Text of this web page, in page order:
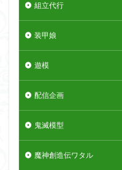
組立代行
装甲娘
遊模
配信企画
鬼滅模型
魔神創造伝ワタル